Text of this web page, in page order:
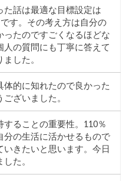
た話は最適な目標設定は
す。その考え方は自分の
ったのですごくなるほどな
人の質問にも丁寧に答えて
した。
体的に知れたので良かった
ざいました。
することの重要性。110％
分の生活に活かせるもので
いきたいと思います。今日
た。